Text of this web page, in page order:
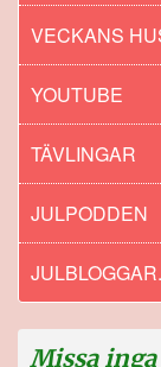
VECKANS
YOUTUBE
TÄVLINGAR
JULPODDEN
Missa